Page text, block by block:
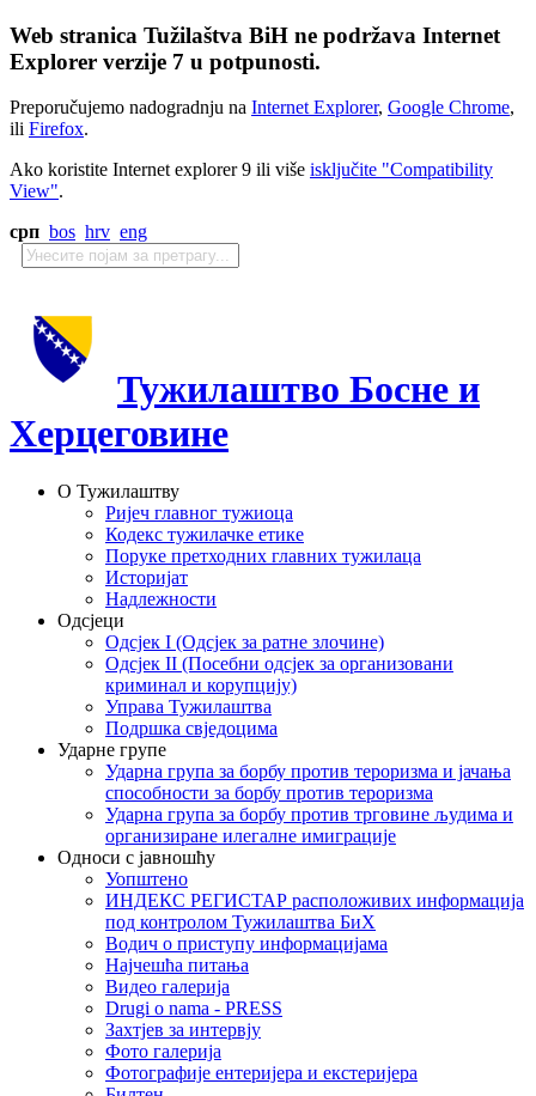
Web stranica Tužilaštva BiH ne podržava Internet
Explorer verzije 7 u potpunosti.
Preporučujemo nadogradnju na Internet Explorer, Google Chrome,
ili Firefox.
Ako koristite Internet explorer 9 ili više isključite "Compatibility
View".
срп bos hrv eng
Тужилаштво Босне и
Херцеговине
О Тужилаштву
Ријеч главног тужиоца
Кодекс тужилачке етике
Поруке претходних главних тужилаца
Историјат
Надлежности
Одсјеци
Одсјек I (Одсјек за ратне злочине)
Одсјек II (Посебни одсјек за организовани
криминал и корупцију)
Управа Тужилаштва
Подршка свједоцима
Ударне групе
Ударна група за борбу против тероризма и јачања
способности за борбу против тероризма
Ударна група за борбу против трговине људима и
организиране илегалне имиграције
Односи с јавношћу
Уопштено
ИНДЕКС РЕГИСТАР расположивих информација
под контролом Тужилаштва БиХ
Водич о приступу информацијама
Најчешћа питања
Видео галерија
Drugi o nama - PRESS
Захтјев за интервју
Фото галерија
Фотографије ентеријера и екстеријера